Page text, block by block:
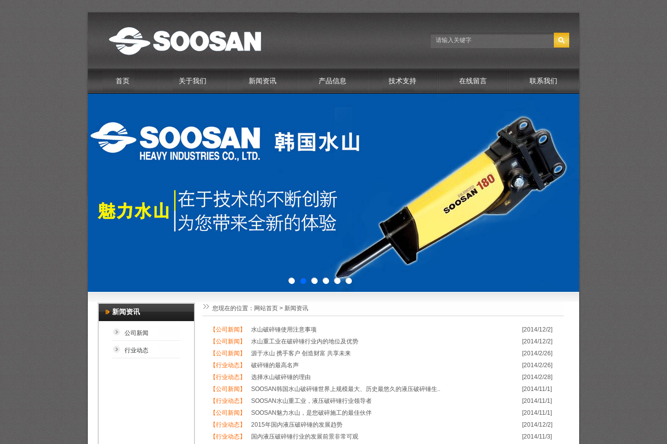
首页 关于我们 新闻资讯 产品信息 技术支持 在线留言 联系我们
新闻资讯
公司新闻
行业动态
您现在的位置： 网站首页 > 新闻资讯
【公司新闻】 水山破碎锤使用注意事项
[2014/12/2]
【公司新闻】
水山重工业在破碎锤行业内的地位及优势
[2014/12/2]
【公司新闻】
源于水山 携手客户 创造财富 共享未来
[2014/2/26]
【行业动态】
破碎锤的最高名声
[2014/2/26]
【行业动态】
选择水山破碎锤的理由
[2014/2/28]
【公司新闻】
SOOSAN韩国水山破碎锤世界上规模最大、历史最悠久的液压破碎锤生..
[2014/11/1]
【行业动态】
SOOSAN水山重工业，液压破碎锤行业领导者
[2014/11/1]
【公司新闻】
SOOSAN魅力水山，是您破碎施工的最佳伙伴
[2014/11/1]
【行业动态】
2015年国内液压破碎锤的发展趋势
[2014/12/2]
【行业动态】
国内液压破碎锤行业的发展前景非常可观 [2014/11/3]